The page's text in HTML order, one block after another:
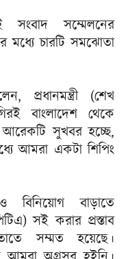
সংবাদ সম্মেলনের
চারটি সমঝোতা
প্রধানমন্ত্রী (শেখ
বাংলাদেশ থেকে
আরেকটি সুখবর হচ্ছে,
আমরা একটা শিপিং
বিনিয়োগ বাড়াতে
সই করার প্রস্তাব
সম্মত হয়েছে।